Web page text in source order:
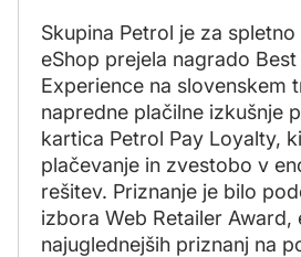
Skupina Petrol je za
eShop prejela nagrado
Experience na slovenskem
napredne plačilne izkušnje
kartica Petrol Pay Loyalty,
plačevanje in zvestobo v
rešitev. Priznanje je bilo
izbora Web Retailer Award,
najuglednejših priznanj na